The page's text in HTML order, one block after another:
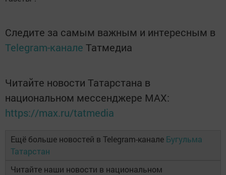
Следите за самым важным и интересным в
Telegram-канале Татмедиа
Читайте новости Татарстана в
национальном мессенджере MАХ:
https://max.ru/tatmedia
Ещё больше новостей в Telegram-канале Бугульма
Татарстан
Читайте наши новости в национальном